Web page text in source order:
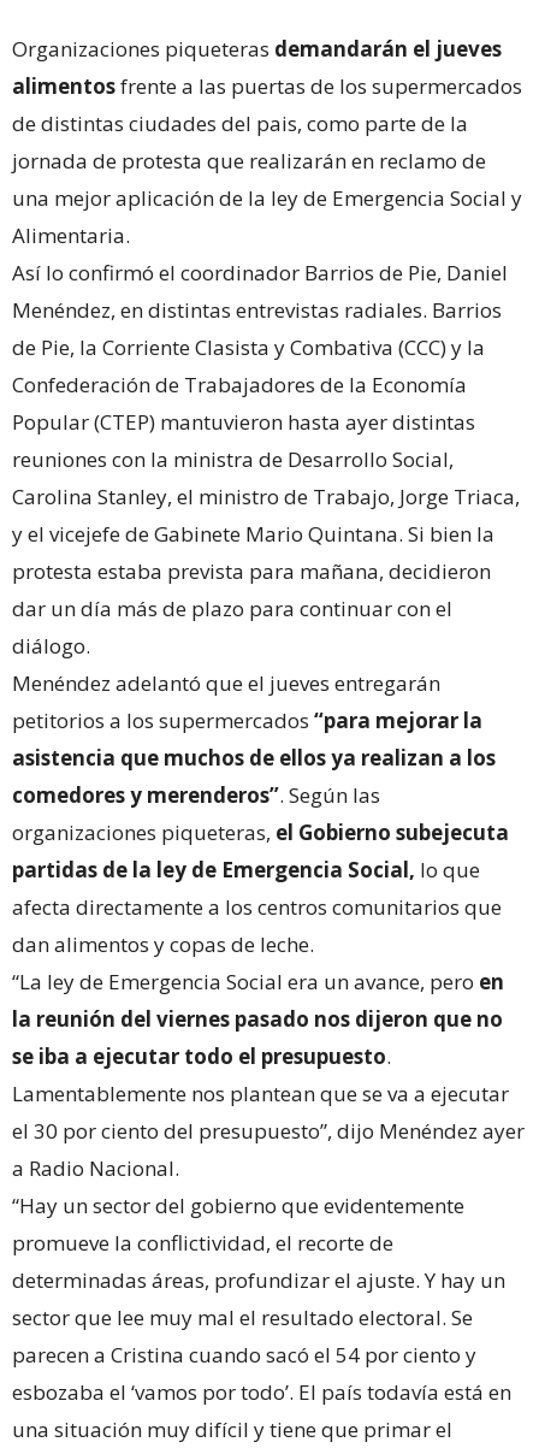
Organizaciones piqueteras demandarán el jueves
alimentosfrente a las puertas de los supermercados
de distintas ciudades del pais, como parte de la
jornada de protesta que realizarán en reclamo de
una mejor aplicación de la ley de Emergencia Social y
Alimentaria.
Así lo confirmó el coordinador Barrios de Pie, Daniel
Menéndez, en distintas entrevistas radiales. Barrios
de Pie, la Corriente Clasista y Combativa (CCC) y la
Confederación de Trabajadores de la Economía
Popular (CTEP) mantuvieron hasta ayer distintas
reuniones con la ministra de Desarrollo Social,
Carolina Stanley, el ministro de Trabajo, Jorge Triaca,
y el vicejefe de Gabinete Mario Quintana. Si bien la
protesta estaba prevista para mañana, decidieron
dar un día más de plazo para continuar con el
diálogo.
Menéndez adelantó que el jueves entregarán
petitorios a los supermercados “para mejorar la
asistencia que muchos de ellos ya realizan a los
comedores y merenderos”. Según las
organizaciones piqueteras, el Gobierno subejecuta
partidas de la ley de Emergencia Social, lo que
afecta directamente a los centros comunitarios que
dan alimentos y copas de leche.
“La ley de Emergencia Social era un avance, pero en
la reunión del viernes pasado nos dijeron que no
se iba a ejecutar todo el presupuesto.
Lamentablemente nos plantean que se va a ejecutar
el 30 por ciento del presupuesto”, dijo Menéndez ayer
a Radio Nacional.
“Hay un sector del gobierno que evidentemente
promueve la conflictividad, el recorte de
determinadas áreas, profundizar el ajuste. Y hay un
sector que lee muy mal el resultado electoral. Se
parecen a Cristina cuando sacó el 54 por ciento y
esbozaba el ‘vamos por todo’. El país todavía está en
una situación muy difícil y tiene que primar el